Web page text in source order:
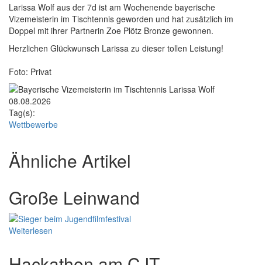
Textkörper
Larissa Wolf aus der 7d ist am Wochenende bayerische
Vizemeisterin im Tischtennis geworden und hat zusätzlich im
Doppel mit ihrer Partnerin Zoe Plötz Bronze gewonnen.
Herzlichen Glückwunsch Larissa zu dieser tollen Leistung!
Foto: Privat
Rasterbild
Zusätzliche Bilder
08.08.2026
Tag(s):
Wettbewerbe
Ähnliche Artikel
Große Leinwand
Weiterlesen